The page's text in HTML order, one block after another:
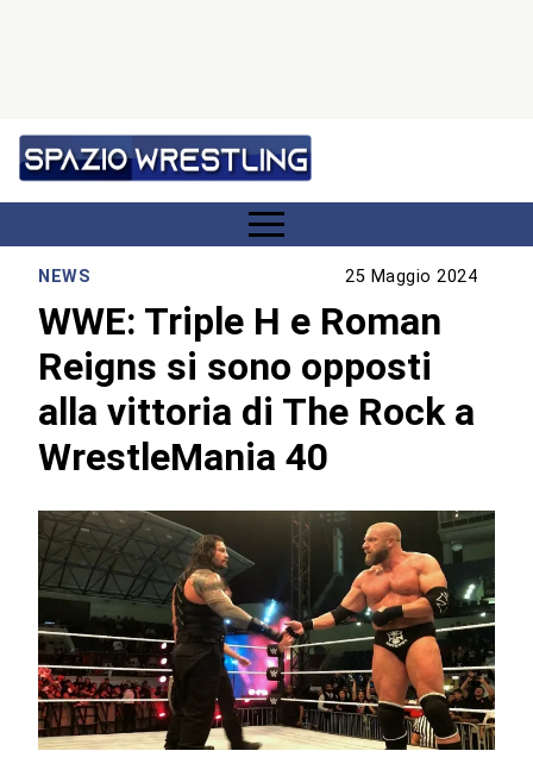
NEWS 25 Maggio 2024
WWE: Triple H e Roman
Reigns si sono opposti
alla vittoria di The Rock a
WrestleMania 40